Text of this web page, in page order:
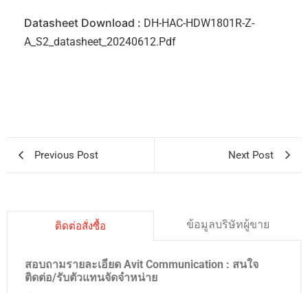
Datasheet Download : DH-HAC-HDW1801R-Z-
A_S2_datasheet_20240612.pdf
Previous Post Next Post
ติดต่อสั่งซื้อ ข้อมูลบริษัทผู้ขาย
สอบถามรายละเอียด Avit Communication : สนใจ
ติดต่อ/รับตัวแทนจัดจำหน่าย